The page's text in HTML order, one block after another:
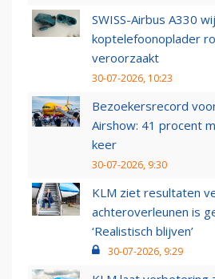
SWISS-Airbus A330
koptelefoonoplader
veroorzaakt
30-07-2026, 10:23
Bezoekersrecord
Airshow: 41 procent
keer
30-07-2026, 9:30
KLM ziet resultaten
achteroverleunen is
‘Realistisch blijven’
30-07-2026, 9:29